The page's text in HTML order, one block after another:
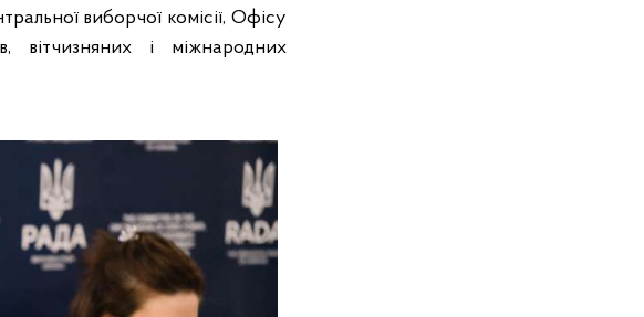
виборчої комісії, Офісу
вітчизняних і міжнародних